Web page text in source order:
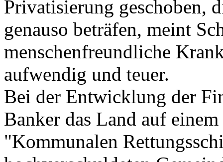
Privatisierung geschoben,
genauso beträfen, meint
menschenfreundliche
aufwendig und teuer.
Bei der Entwicklung der
Banker das Land auf
"Kommunalen